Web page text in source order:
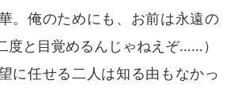
や否や、ハイソサエティは騒然とな
戦慄した！
エプロンを着け、甲斐甲斐しく尽く
。俺のためにも、お前は永遠の
度と目覚めるんじゃねえぞ……）
に任せる二人は知る由もなかっ